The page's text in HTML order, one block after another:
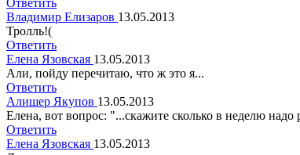
Владимир Елизаров 13.05.2013
Тролль!(
Ответить
Елена Язовская 13.05.2013
Али, пойду перечитаю, что ж это я...
Ответить
Алишер Якупов 13.05.2013
Елена, вот вопрос: "...скажите сколько в неделю
Ответить
Елена Язовская 13.05.2013